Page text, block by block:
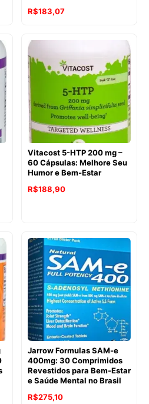
O
original
era:
R$274,63.
R$183,07O
R$183,07.
Vitacost 5-HTP 200 mg –
60 Cápsulas: Melhore Seu
Humor e Bem-Estar
R$188,90
Jarrow Formulas SAM-e
400mg: 30 Comprimidos
Revestidos para Bem-Estar
e Saúde Mental no Brasil
O
R$275,10O